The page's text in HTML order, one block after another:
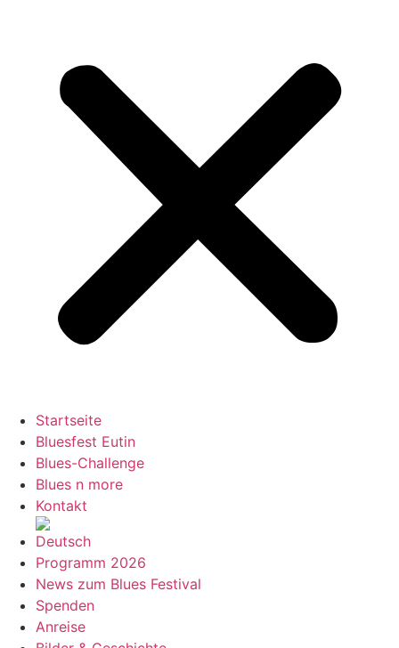
Startseite
Bluesfest Eutin
Blues-Challenge
Blues n more
Kontakt
Programm 2026
News zum Blues Festival
Spenden
Anreise